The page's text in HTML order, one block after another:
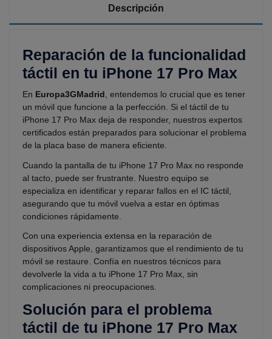
Descripción
Reparación de la funcionalidad
táctil en tu iPhone 17 Pro Max
En Europa3GMadrid, entendemos lo crucial que es tener
un móvil que funcione a la perfección. Si el táctil de tu
iPhone 17 Pro Max deja de responder, nuestros expertos
certificados están preparados para solucionar el problema
de la placa base de manera eficiente.
Cuando la pantalla de tu iPhone 17 Pro Max no responde
al tacto, puede ser frustrante. Nuestro equipo se
especializa en identificar y reparar fallos en el IC táctil,
asegurando que tu móvil vuelva a estar en óptimas
condiciones rápidamente.
Con una experiencia extensa en la reparación de
dispositivos Apple, garantizamos que el rendimiento de tu
móvil se restaure. Confía en nuestros técnicos para
devolverle la vida a tu iPhone 17 Pro Max, sin
complicaciones ni preocupaciones.
Solución para el problema
táctil de tu iPhone 17 Pro Max